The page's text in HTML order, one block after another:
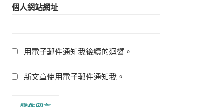
個人網站網址
用電子郵件通知我後續的迴響。
新文章使用電子郵件通知我。